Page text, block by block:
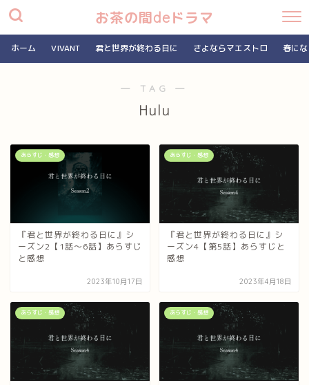
お茶の間deドラマ
ホーム VIVANT 君と世界が終わる日に さよならマエストロ 春に
― TAG ―
Hulu
あらすじ・感想
『君と世界が終わる日に』シ
ーズン2【1話～6話】あらすじ
と感想
2023年10月17日
あらすじ・感想
『君と世界が終わる日に』シ
ーズン4【第5話】あらすじと
感想
2023年4月18日
あらすじ・感想 あらすじ・感想